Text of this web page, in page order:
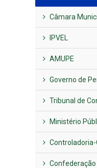
Câmara
IPVEL
AMUPE
Governo de
Tribunal de
Ministério
Controladoria-
Confederação